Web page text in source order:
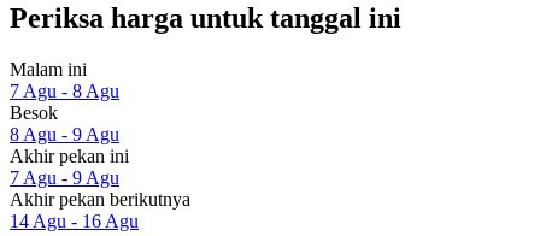
Periksa harga untuk tanggal ini
Malam ini
7 Agu - 8 Agu
Besok
8 Agu - 9 Agu
Akhir pekan ini
7 Agu - 9 Agu
Akhir pekan berikutnya
14 Agu - 16 Agu